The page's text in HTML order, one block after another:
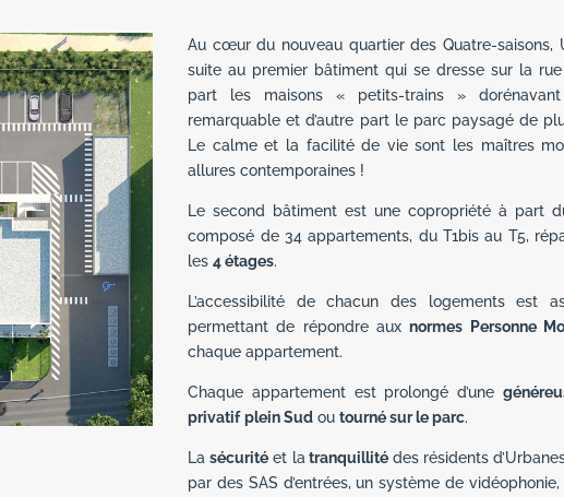
Au cœur du nouveau quartier des Quatre-saisons,
suite au premier bâtiment qui se dresse sur la rue
part les maisons « petits-trains »
remarquable et d’autre part le parc paysagé de
Le calme et la facilité de vie sont les maîtres
allures contemporaines !
Le second bâtiment est une copropriété à part
composé de 34 appartements, du T1bis au T5,
les4 étages.
L’accessibilité de chacun des logements est
permettant de répondre auxnormes Personne
chaque appartement.
Chaque appartement est prolongé d’une
privatif plein Sud outourné sur le parc.
Lasécurité et la tranquillitédes résidents
par des SAS d’entrées, un système de